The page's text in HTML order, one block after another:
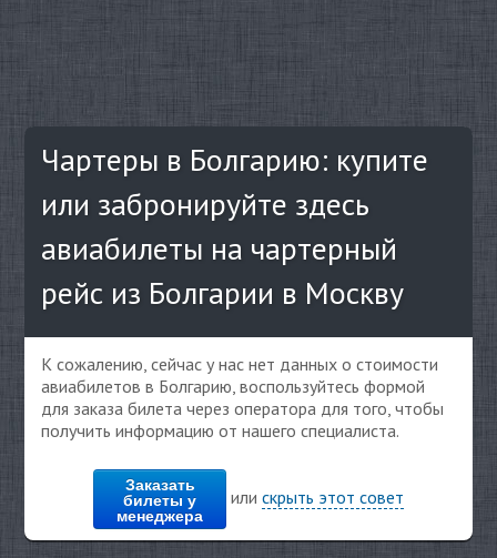
Чартеры в Болгарию: купите
или забронируйте здесь
авиабилеты на чартерный
рейс из Болгарии в Москву
К сожалению, сейчас у нас нет данных о стоимости
авиабилетов в Болгарию, воспользуйтесь формой
для заказа билета через оператора для того, чтобы
получить информацию от нашего специалиста.
Заказать
билеты у
менеджера
или скрыть этот совет